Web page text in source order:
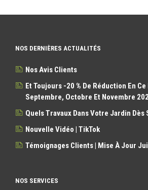
NOS DERNIÈRES ACTUALITÉS
Nos Avis Clients
Et Toujours -20 % De Réduction En
Septembre, Octobre Et Novembre
Quels Travaux Dans Votre Jardin Dès
Nouvelle Vidéo | TikTok
Témoignages Clients | Mise À Jour
NOS SERVICES